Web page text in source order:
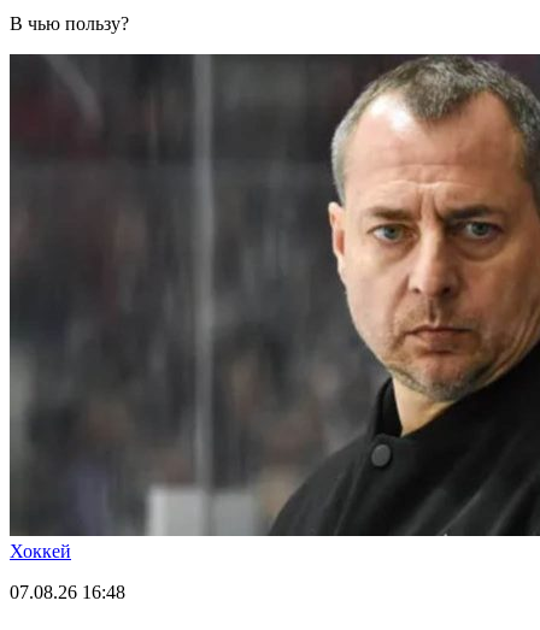
В чью пользу?
Хоккей
07.08.26 16:48